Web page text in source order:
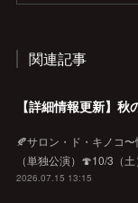
関連記事
【詳細情報更新】
🍂サロン・ド・キノコ
（単独公演）🍄10/3（
2026.07.15 13:15